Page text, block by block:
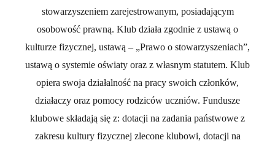
stowarzyszeniem zarejestrowanym, posiadającym
osobowość prawną. Klub działa zgodnie z ustawą o
kulturze fizycznej, ustawą – „Prawo o stowarzyszeniach”,
ustawą o systemie oświaty oraz z własnym statutem. Klub
opiera swoja działalność na pracy swoich członków,
działaczy oraz pomocy rodziców uczniów. Fundusze
klubowe składają się z: dotacji na zadania państwowe z
zakresu kultury fizycznej zlecone klubowi, dotacji na